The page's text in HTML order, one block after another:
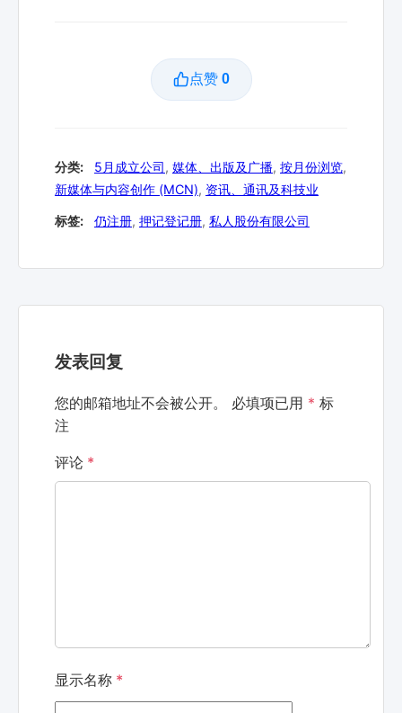
点赞 0
分类: 5月成立公司, 媒体、出版及广播, 按月份浏览,
新媒体与内容创作 (MCN), 资讯、通讯及科技业
标签: 仍注册, 押记登记册, 私人股份有限公司
发表回复
您的邮箱地址不会被公开。 必填项已用 * 标
注
评论 *
显示名称 *